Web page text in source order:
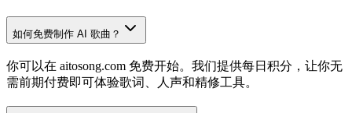
如何免费制作 AI 歌曲？
你可以在 aitosong.com 免费开始。我们提供每日积分，让你无
需前期付费即可体验歌词、人声和精修工具。